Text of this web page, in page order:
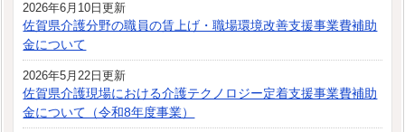
2026年6月10日更新
佐賀県介護分野の職員の賃上げ・職場環境改善支援事業費補助
金について
2026年5月22日更新
佐賀県介護現場における介護テクノロジー定着支援事業費補助
金について（令和8年度事業）